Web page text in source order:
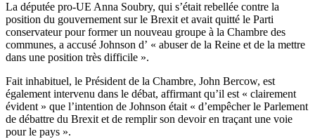
La députée pro-UE Anna Soubry, qui s’était rebellée contre la
position du gouvernement sur le Brexit et avait quitté le Parti
conservateur pour former un nouveau groupe à la Chambre des
communes, a accusé Johnson d’ « abuser de la Reine et de la mettre
dans une position très difficile ».
Fait inhabituel, le Président de la Chambre, John Bercow, est
également intervenu dans le débat, affirmant qu’il est « clairement
évident » que l’intention de Johnson était « d’empêcher le Parlement
de débattre du Brexit et de remplir son devoir en traçant une voie
pour le pays ».